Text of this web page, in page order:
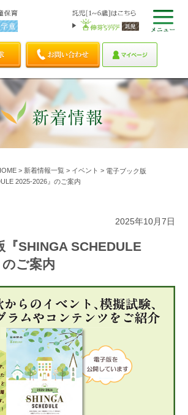
> 新着情報一覧> イベント > 電子ブック版
2025-2026』のご案内
2025年10月7日
『SHINGA SCHEDULE
ご案内